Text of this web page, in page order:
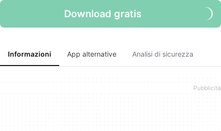
Download gratis
Informazioni App alternative Analisi di sicurezza